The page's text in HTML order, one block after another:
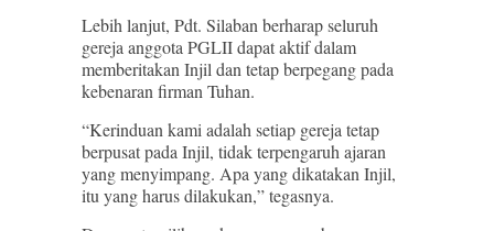
Lebih lanjut, Pdt. Silaban berharap seluruh
gereja anggota PGLII dapat aktif dalam
memberitakan Injil dan tetap berpegang pada
kebenaran firman Tuhan.
“Kerinduan kami adalah setiap gereja tetap
berpusat pada Injil, tidak terpengaruh ajaran
yang menyimpang. Apa yang dikatakan Injil,
itu yang harus dilakukan,” tegasnya.